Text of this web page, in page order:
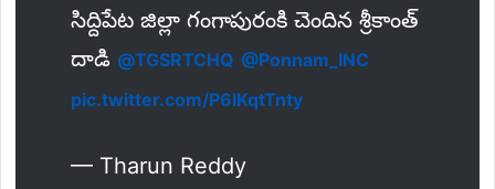
సిద్దిపేట జిల్లా గంగాపురంకి చెందిన శ్రీకాంత్
దాడి @TGSRTCHQ @Ponnam_INC
pic.twitter.com/P6IKqtTnty
— Tharun Reddy